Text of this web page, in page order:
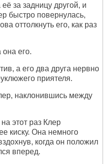
за задницу другой, и
быстро повернулась,
оттолкнуть его, как раз
его.
а его два друга нервно
приятеля.
наклонившись между
этот раз Клер
киску. Она немного
когда он положил
вперед.